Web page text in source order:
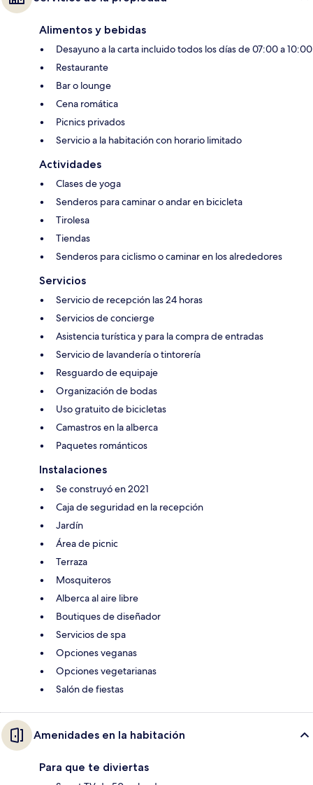
Alimentos y bebidas
Desayuno a la carta incluido todos los días de 07:00 a 10:00
Restaurante
Bar o lounge
Cena romática
Picnics privados
Servicio a la habitación con horario limitado
Actividades
Clases de yoga
Senderos para caminar o andar en bicicleta
Tirolesa
Tiendas
Senderos para ciclismo o caminar en los alrededores
Servicios
Servicio de recepción las 24 horas
Servicios de concierge
Asistencia turística y para la compra de entradas
Servicio de lavandería o tintorería
Resguardo de equipaje
Organización de bodas
Uso gratuito de bicicletas
Camastros en la alberca
Paquetes románticos
Instalaciones
Se construyó en 2021
Caja de seguridad en la recepción
Jardín
Área de picnic
Terraza
Mosquiteros
Alberca al aire libre
Boutiques de diseñador
Servicios de spa
Opciones veganas
Opciones vegetarianas
Salón de fiestas
Amenidades en la habitación
Para que te diviertas